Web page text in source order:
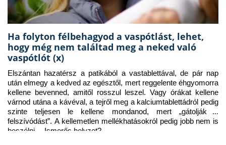
Ha folyton félbehagyod a vaspótlást, lehet,
hogy még nem találtad meg a neked való
vaspótlót (x)
Elszántan hazatérsz a patikából a vastablettával, de pár nap
után elmegy a kedved az egésztől, mert reggelente éhgyomorra
kellene bevenned, amitől rosszul leszel. Vagy órákat kellene
várnod utána a kávéval, a tejről meg a kalciumtablettádról pedig
szinte teljesen le kellene mondanod, mert „gátolják a
felszívódást”. A kellemetlen mellékhatásokról pedig jobb nem is
beszélni… Ismerős helyzet?